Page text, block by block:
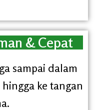
& Cepat
sampai dalam
ke tangan